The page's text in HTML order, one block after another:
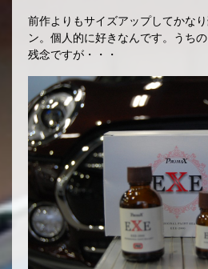
前作よりもサイズアップしてかな
ン。個人的に好きなんです。うち
残念ですが・・・